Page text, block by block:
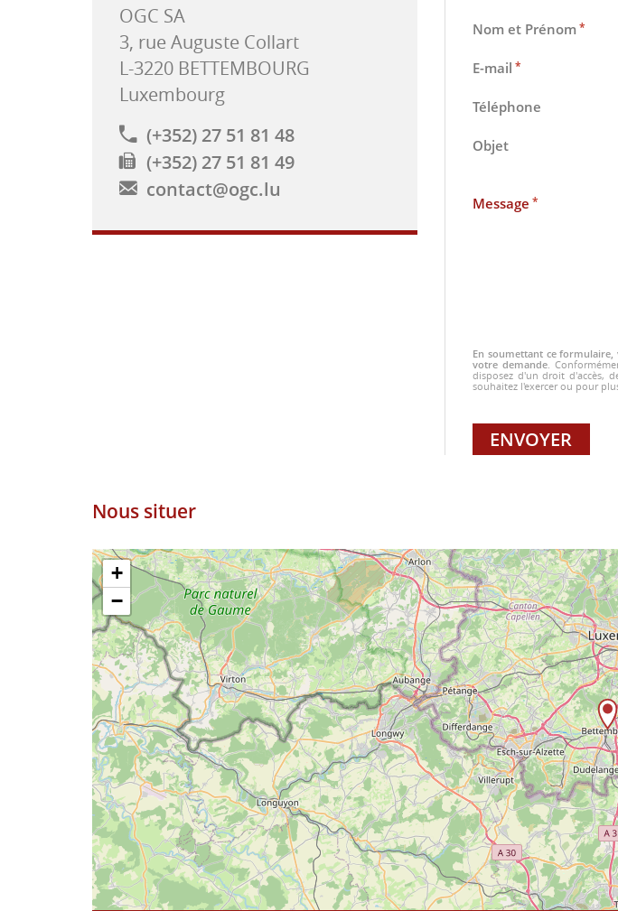
OGC SA
3, rue Auguste Collart
L-3220 BETTEMBOURG
Luxembourg
(+352) 27 51 81 48
(+352) 27 51 81 49
contact@ogc.lu
Nom et Prénom *
E-mail *
Téléphone
Objet
Message *
En soumettant ce formulaire,
votre demande.
disposez d'un droit d'accès,
souhaitez l'exercer ou pour
ENVOYER
Nous situer
+
−